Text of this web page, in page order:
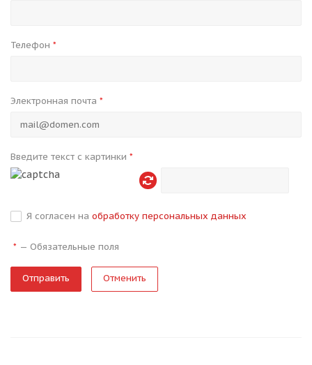
Телефон *
Электронная почта *
Введите текст с картинки *
Я согласен на обработку персональных данных
* — Обязательные поля
Отменить